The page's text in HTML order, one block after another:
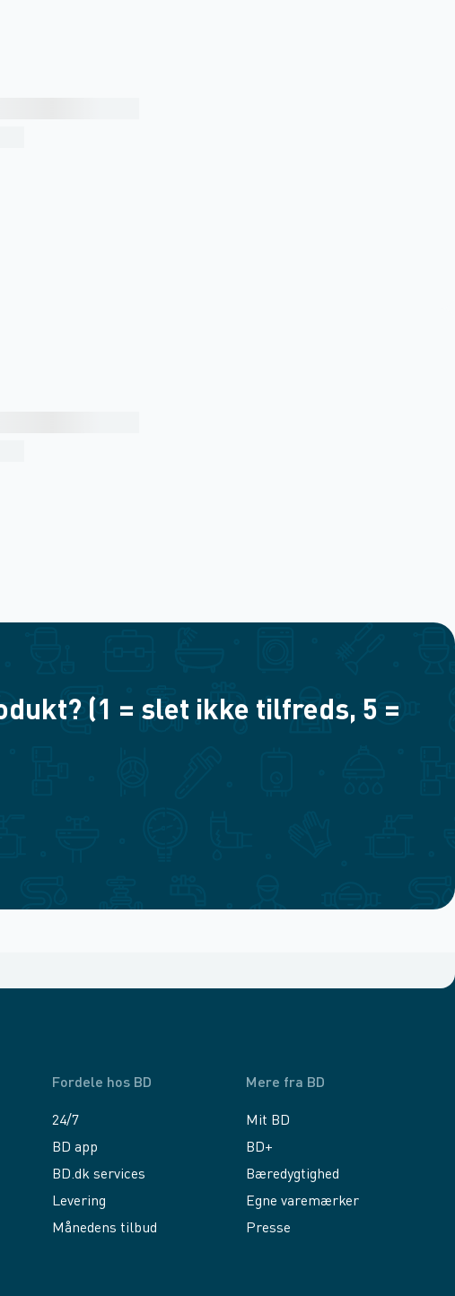
(1 = slet ikke tilfreds, 5 =
Fordele hos BD
24/7
BD app
BD.dk services
Levering
Månedens tilbud
Mere fra BD
Mit BD
BD+
Bæredygtighed
Egne varemærker
Presse